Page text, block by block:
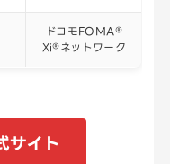
ドコモFOMA®
Xi®ネットワーク
サイト